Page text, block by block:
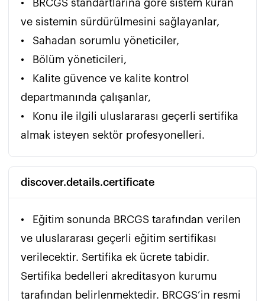
•	BRCGS standartlarına göre sistem kuran
ve sistemin sürdürülmesini sağlayanlar,
•	Sahadan sorumlu yöneticiler,
•	Bölüm yöneticileri,
•	Kalite güvence ve kalite kontrol
departmanında çalışanlar,
•	Konu ile ilgili uluslararası geçerli sertifika
almak isteyen sektör profesyonelleri.
discover.details.certificate
•	Eğitim sonunda BRCGS tarafından verilen
ve uluslararası geçerli eğitim sertifikası
verilecektir. Sertifika ek ücrete tabidir.
Sertifika bedelleri akreditasyon kurumu
tarafından belirlenmektedir. BRCGS’in resmi